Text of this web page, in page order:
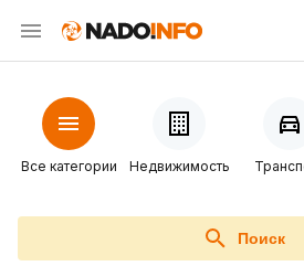
Все категории Недвижимость
Поиск